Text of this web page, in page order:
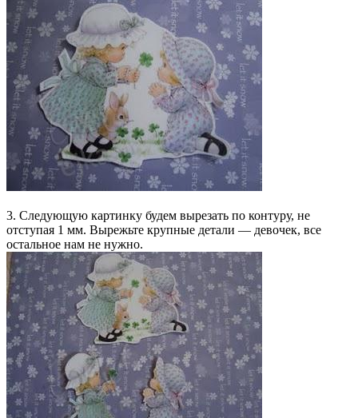
3. Следующую картинку будем вырезать по контуру, не
отступая 1 мм. Вырежьте крупные детали — девочек, все
остальное нам не нужно.